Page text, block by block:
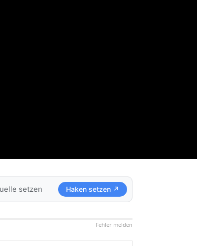
setzen Haken setzen ↗
Fehler melden